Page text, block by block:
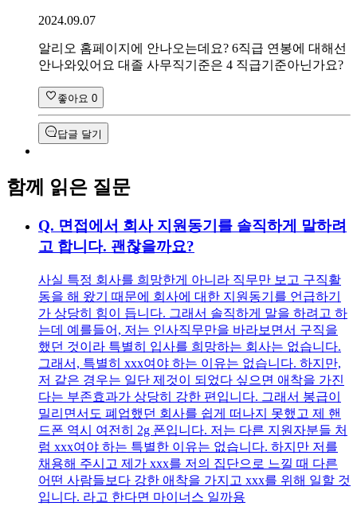
2024.09.07
알리오 홈페이지에 안나오는데요? 6직급 연봉에 대해선
안나와있어요 대졸 사무직기준은 4 직급기준아닌가요?
좋아요 0
답글 달기
함께 읽은 질문
Q. 면접에서 회사 지원동기를 솔직하게 말하려
고 합니다. 괜찮을까요?
사실 특정 회사를 희망한게 아니라 직무만 보고 구직활
동을 해 왔기 때문에 회사에 대한 지원동기를 언급하기
가 상당히 힘이 듭니다. 그래서 솔직하게 말을 하려고 하
는데 예를들어, 저는 인사직무만을 바라보면서 구직을
했던 것이라 특별히 입사를 희망하는 회사는 없습니다.
그래서, 특별히 xxx여야 하는 이유는 없습니다. 하지만,
저 같은 경우는 일단 제것이 되었다 싶으면 애착을 가진
다는 부존효과가 상당히 강한 편입니다. 그래서 봉급이
밀리면서도 폐업했던 회사를 쉽게 떠나지 못했고 제 핸
드폰 역시 여전히 2g 폰입니다. 저는 다른 지원자분들 처
럼 xxx여야 하는 특별한 이유는 없습니다. 하지만 저를
채용해 주시고 제가 xxx를 저의 집단으로 느낄 때 다른
어떤 사람들보다 강한 애착을 가지고 xxx를 위해 일할 것
입니다. 라고 한다면 마이너스 일까용